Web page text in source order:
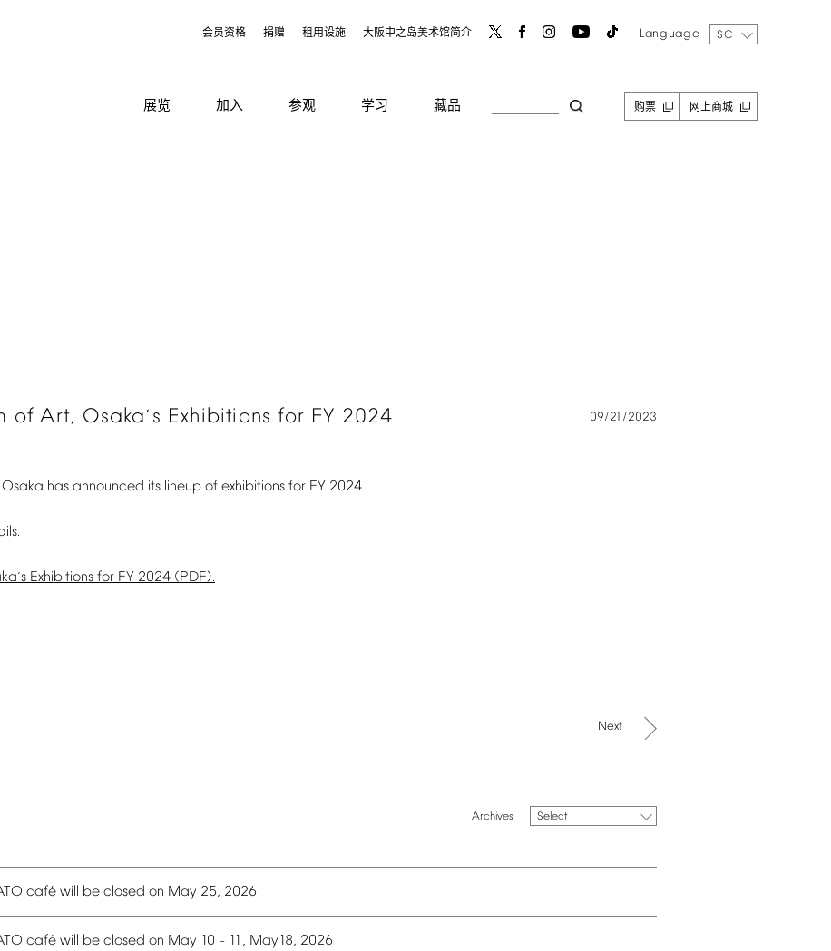
会员资格 捐赠 租用设施 大阪中之岛美术馆简介 Language SC
展览 加入 参观 学习 藏品 购票 网上商城
of Art, Osaka’ s Exhibitions for FY 2024 09/21/2023
Osaka has announced its lineup of exhibitions for FY 2024.
’s Exhibitions for FY 2024 (PDF).
Next
Select
café will be closed on May 25, 2026
café will be closed on May 10 – 11, May18, 2026